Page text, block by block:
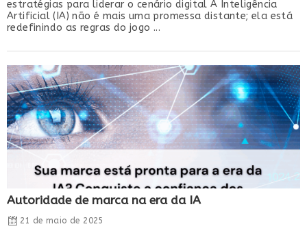
estratégias para liderar o cenário digital A Inteligência
Artificial (IA) não é mais uma promessa distante; ela está
redefinindo as regras do jogo ...
Autoridade de marca na era da IA
21 de maio de 2025